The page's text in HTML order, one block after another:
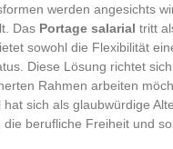
werden angesichts
Das Portage salarial tritt
sowohl die Flexibilität
Diese Lösung richtet
Rahmen arbeiten
sich als glaubwürdige
berufliche Freiheit und